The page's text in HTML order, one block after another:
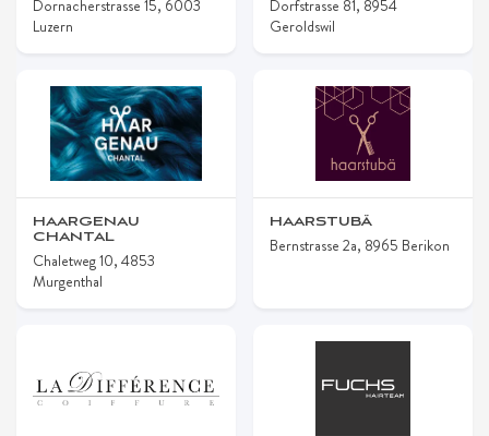
Dornacherstrasse 15, 6003
Luzern
Dorfstrasse 81, 8954
Geroldswil
HAARGENAU
CHANTAL
Chaletweg 10, 4853
Murgenthal
HAARSTUBÄ
Bernstrasse 2a, 8965 Berikon